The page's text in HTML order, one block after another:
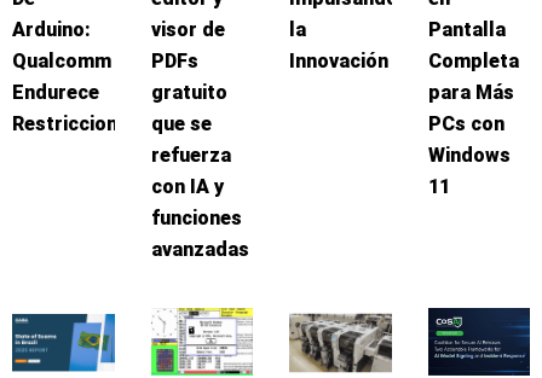
Arduino:
Qualcomm
Endurece
Restricciones
visor de
PDFs
gratuito
que se
refuerza
con IA y
funciones
avanzadas
la
Innovación
Pantalla
Completa
para Más
PCs con
Windows
11